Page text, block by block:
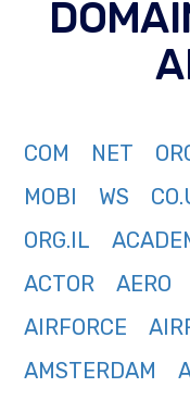
COM NET
MOBI
WS
ORG.IL
ACTOR
AERO
AIRFORCE
AMSTERDAM